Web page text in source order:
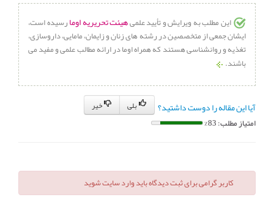
این مطلب به ویرایش و تأیید علمیهیئت تحریریه اومارسیده است،
ایشان جمعی از متخصصین در رشته های زنان و زایمان، مامایی، داروسازی،
تغذیه و روانشناسی هستند که همراه اوما در ارائه مطالب علمی و مفید می
باشند.
آیا این مقاله را دوست داشتید؟
امتیاز مطلب: 83%
کاربر گرامی برای ثبت دیدگاه باید وارد سایت شوید